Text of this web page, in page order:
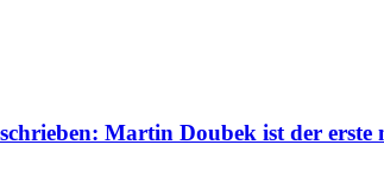
Martin Doubek ist der